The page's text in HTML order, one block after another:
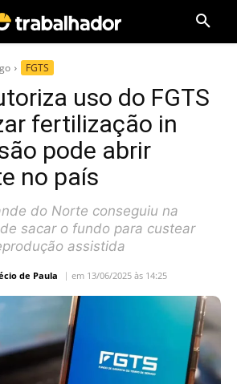
FGTS
uso do FGTS
fertilização in
pode abrir
no país
do Norte conseguiu na
sacar o fundo para custear
assistida
de Paula em 13/06/2025 às 14:25